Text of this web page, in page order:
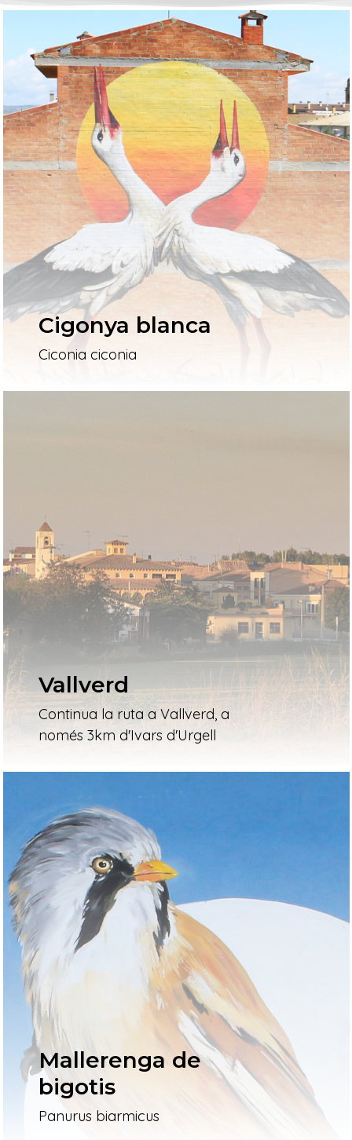
Cigonya blanca
Ciconia ciconia
Vallverd
Continua la ruta a Vallverd, a
només 3km d'Ivars d'Urgell
Mallerenga de
bigotis
Panurus biarmicus